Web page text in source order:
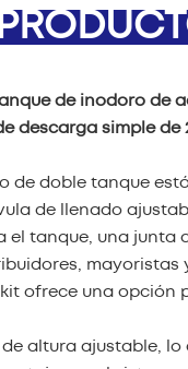
de inodoro de
descarga simple de
de doble tanque
de llenado
tanque, una junta
mayoristas
ofrece una
altura ajustable,